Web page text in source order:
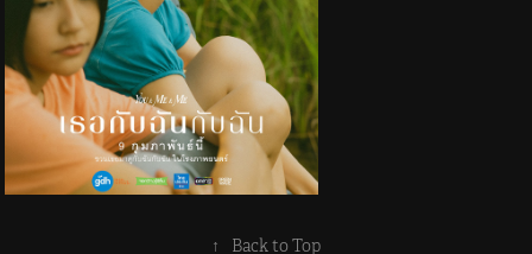
↑ Back to Top